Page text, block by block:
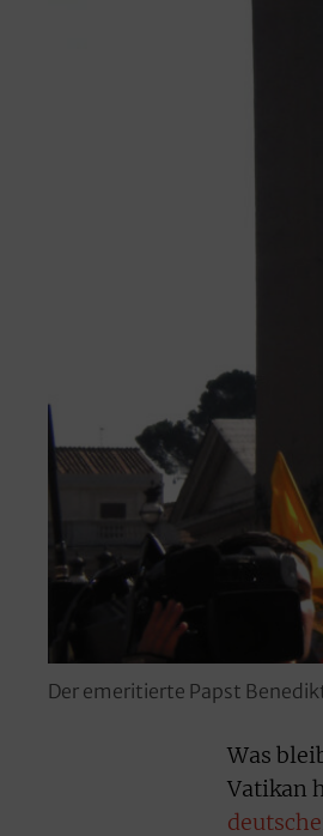
Der emeritierte Papst
Was
Vatikan